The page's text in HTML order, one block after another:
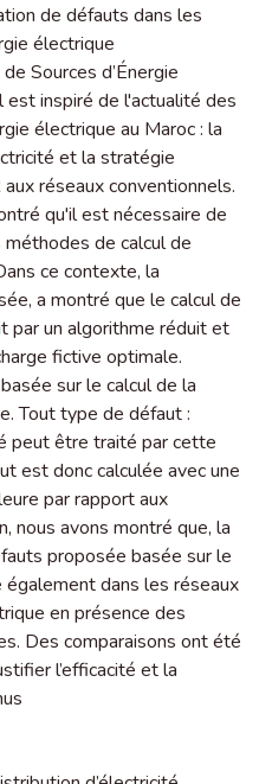
de défauts dans les
électrique
Sources d’Énergie
est inspiré de l'actualité des
électrique au Maroc : la
et la stratégie
réseaux conventionnels.
qu'il est nécessaire de
de calcul de
ce contexte, la
a montré que le calcul de
par un algorithme réduit et
fictive optimale.
sur le calcul de la
Tout type de défaut :
peut être traité par cette
est donc calculée avec une
par rapport aux
nous avons montré que, la
proposée basée sur le
dans les réseaux
en présence des
Des comparaisons ont été
l’efficacité et la